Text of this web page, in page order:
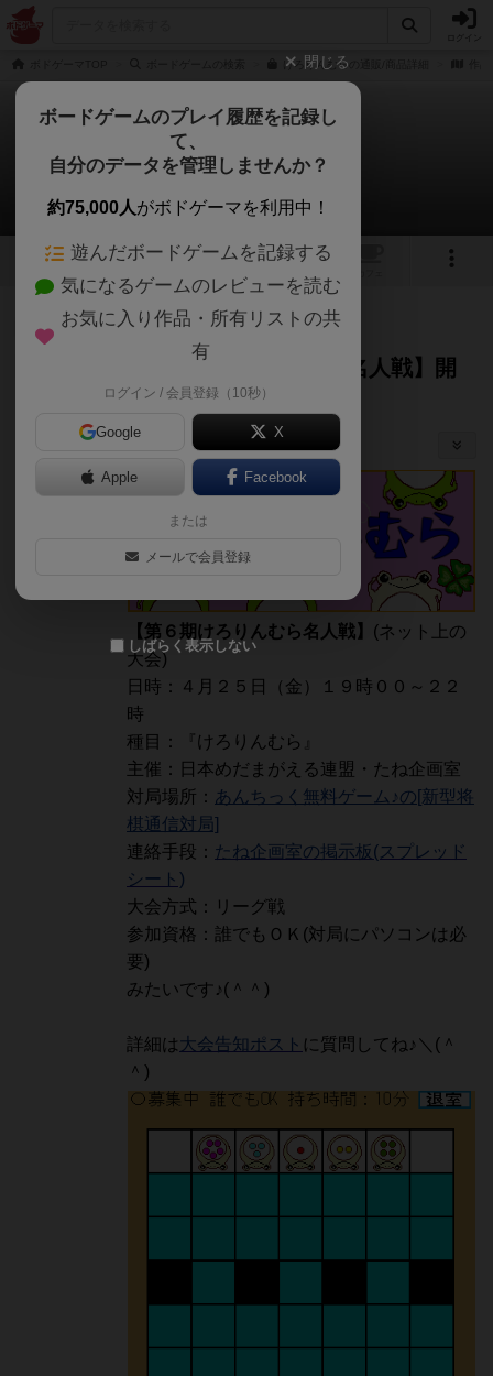
けろりんむらの通販/商品詳細
けろりんむら
【第６期けろりんむら名人戦】開催！
9 12 1
357名
【第６期けろりんむら名人戦】開
催！
（
その他の告知・宣伝等
【第６期けろりんむら名人戦】 (ネット上の
大会)
日時：４月２５日（金）１９時００～２２
時
種目：『けろりんむら』
主催：日本めだまがえる連盟・たね企画室
対局場所： あんちっく無料ゲーム♪の[新型将
棋通信対局]
連絡手段： たね企画室の掲示板(スプレッド
シート)
大会方式：リーグ戦
参加資格：誰でもＯＫ(対局にパソコンは必
要)
みたいです♪(＾＾)
詳細は 大会告知ポスト に質問してね♪＼(＾
＾)
あんちっく
シェアする
閉じる
ボードゲームのプレイ履歴を記録し
て、
自分のデータを管理しませんか？
約75,000人がボドゲーマを利用中！
遊んだボードゲームを記録する
気になるゲームのレビューを読む
お気に入り作品・所有リストの共
有
ログイン / 会員登録（10秒）
Google X
Apple Facebook
または
メールで会員登録
しばらく表示しない